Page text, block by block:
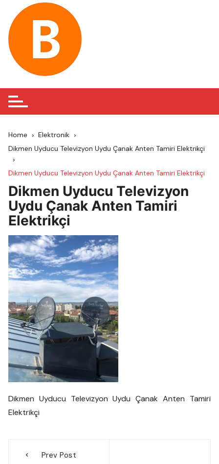
content
Home
Elektronik
Dikmen Uyducu Televizyon Uydu Çanak Anten Tamiri Elektrikçi
Dikmen Uyducu Televizyon Uydu Çanak Anten Tamiri Elektrikçi
Dikmen Uyducu Televizyon
Uydu Çanak Anten Tamiri
Elektrikçi
Dikmen Uyducu Televizyon Uydu Çanak Anten Tamiri
Elektrikçi
Prev Post